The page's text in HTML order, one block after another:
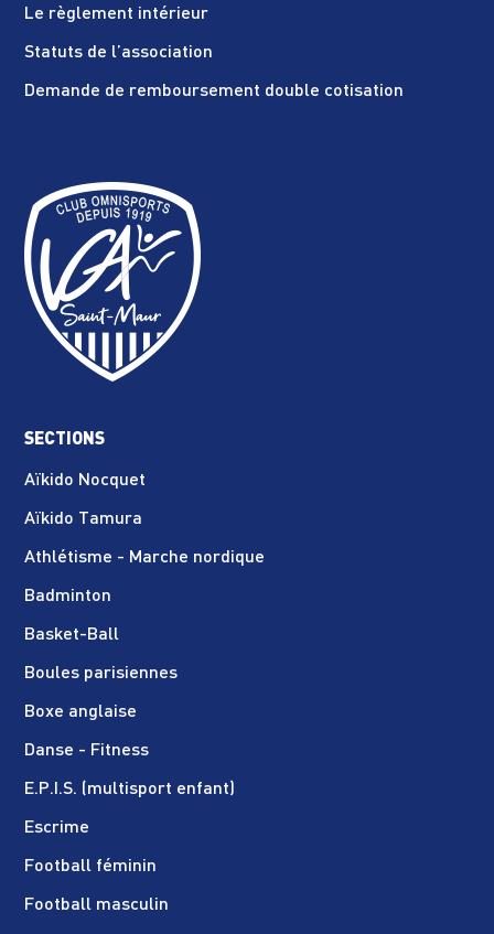
Le règlement intérieur
Statuts de l’association
Demande de remboursement double cotisation
SECTIONS
Aïkido Nocquet
Aïkido Tamura
Athlétisme - Marche nordique
Badminton
Basket-Ball
Boules parisiennes
Boxe anglaise
Danse - Fitness
E.P.I.S. (multisport enfant)
Escrime
Football féminin
Football masculin